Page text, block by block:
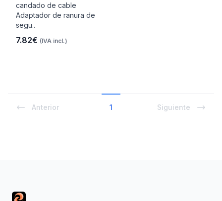
candado de cable
Adaptador de ranura de
segu..
7.82€ (IVA incl.)
Anterior 1 Siguiente